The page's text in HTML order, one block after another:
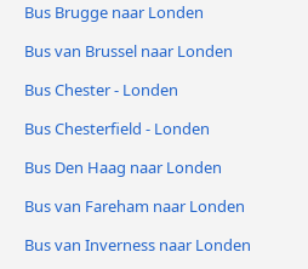
Bus Brugge naar Londen
Bus van Brussel naar Londen
Bus Chester - Londen
Bus Chesterfield - Londen
Bus Den Haag naar Londen
Bus van Fareham naar Londen
Bus van Inverness naar Londen